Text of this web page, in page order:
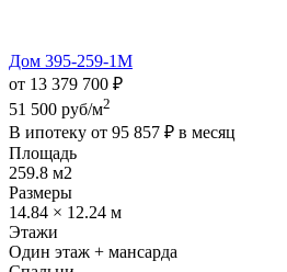
Дом 395-259-1М
от 13 379 700 ₽
51 500 руб/м2
В ипотеку от 95 857 ₽ в месяц
Площадь
259.8 м2
Размеры
14.84 × 12.24 м
Этажи
Один этаж + мансарда